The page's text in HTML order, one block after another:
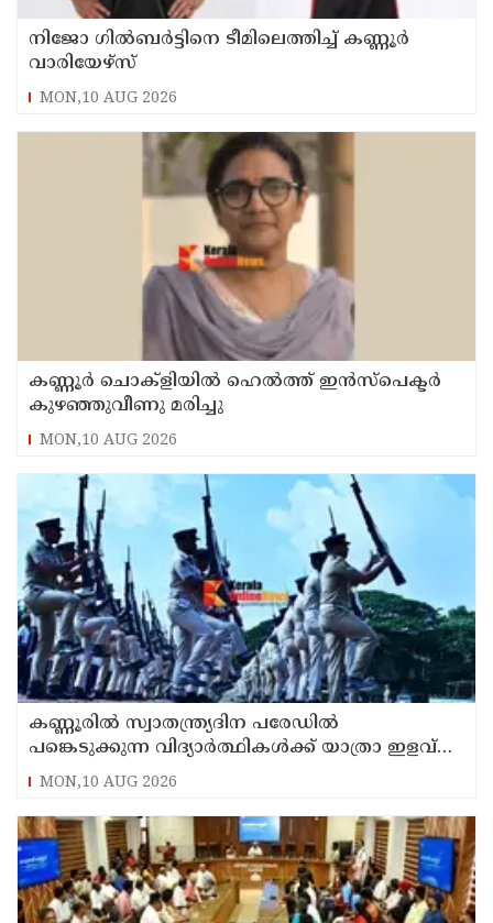
നിജോ ഗിൽബർട്ടിനെ ടീമിലെത്തിച്ച് കണ്ണൂർ
വാരിയേഴ്സ്
MON,10 AUG 2026
കണ്ണൂർ ചൊക്ളിയിൽ ഹെൽത്ത് ഇൻസ്പെക്ടർ
കുഴഞ്ഞുവീണു മരിച്ചു
MON,10 AUG 2026
കണ്ണൂരിൽ സ്വാതന്ത്ര്യദിന പരേഡിൽ
പങ്കെടുക്കുന്ന വിദ്യാർത്ഥികൾക്ക് യാത്രാ ഇളവ്
അനുവദിക്കും
MON,10 AUG 2026